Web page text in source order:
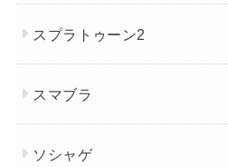
スプラトゥーン2
スマブラ
ソシャゲ